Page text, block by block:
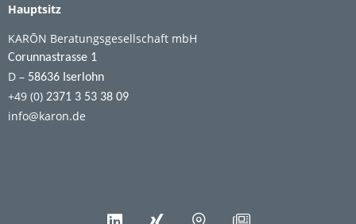
Hauptsitz
KARŌN Beratungsgesellschaft mbH
Corunnastrasse 1
D – 58636 Iserlohn
+49 (0) 2371 3 53 38 09
info@karon.de